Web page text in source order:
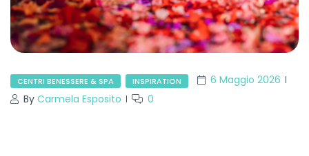
CENTRI BENESSERE & SPA INSPIRATION
6 Maggio 2026
By Carmela Esposito 0